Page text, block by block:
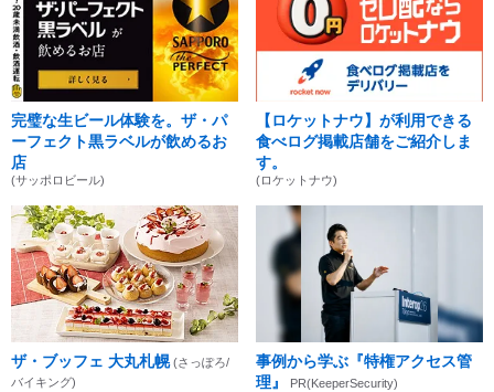
完璧な生ビール体験を。ザ・パ
ーフェクト黒ラベルが飲めるお
店
(サッポロビール)
【ロケットナウ】が利用できる
食べログ掲載店舗をご紹介しま
す。
(ロケットナウ)
ザ・ブッフェ 大丸札幌 (さっぽろ/
バイキング)
事例から学ぶ『特権アクセス管
理』
PR(KeeperSecurity)